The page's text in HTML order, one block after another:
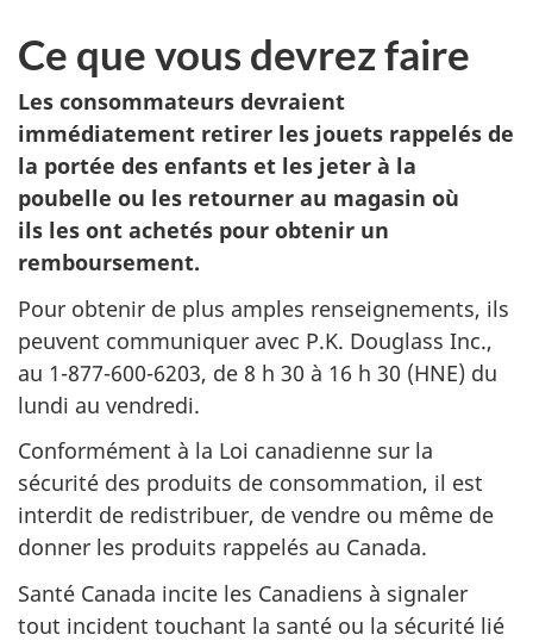
Ce que vous devrez faire
Les consommateurs devraient
immédiatement retirer les jouets rappelés de
la portée des enfants et les jeter à la
poubelle ou les retourner au magasin où
ils les ont achetés pour obtenir un
remboursement.
Pour obtenir de plus amples renseignements, ils
peuvent communiquer avec P.K. Douglass Inc.,
au 1-877-600-6203, de 8 h 30 à 16 h 30 (HNE) du
lundi au vendredi.
Conformément à la Loi canadienne sur la
sécurité des produits de consommation, il est
interdit de redistribuer, de vendre ou même de
donner les produits rappelés au Canada.
Santé Canada incite les Canadiens à signaler
tout incident touchant la santé ou la sécurité lié